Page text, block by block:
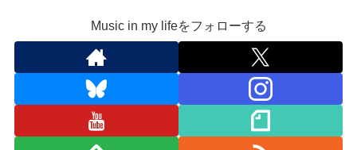
Music in my lifeをフォローする